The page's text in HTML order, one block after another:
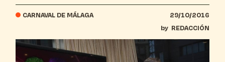
CARNAVAL DE MÁLAGA
29/10/2016
by REDACCIÓN